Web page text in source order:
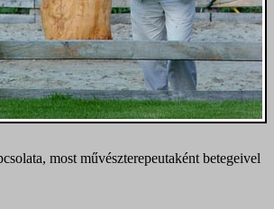
most művészterepeutaként betegeivel